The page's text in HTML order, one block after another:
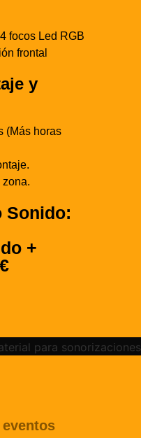
focos Led RGB
frontal
y
(Más horas
zona.
Sonido:
+